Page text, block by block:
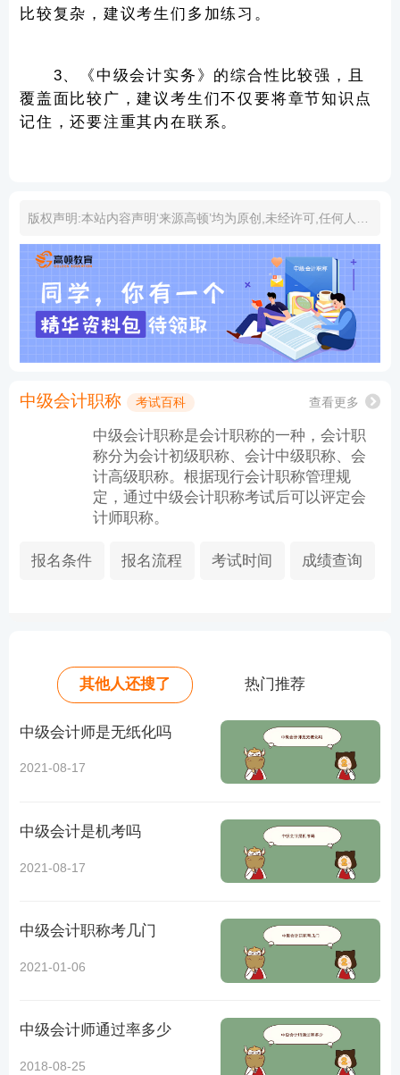
比较复杂，建议考生们多加练习。
3、《中级会计实务》的综合性比较强，且
覆盖面比较广，建议考生们不仅要将章节知识点
记住，还要注重其内在联系。
中级会计职称 考试百科 查看更多
中级会计职称是会计职称的一种，会计职
称分为会计初级职称、会计中级职称、会
计高级职称。根据现行会计职称管理规
定，通过中级会计职称考试后可以评定会
计师职称。
报名条件 报名流程 考试时间 成绩查询
其他人还搜了 热门推荐
中级会计师是无纸化吗
2021-08-17
中级会计是机考吗
2021-08-17
中级会计职称考几门
2021-01-06
中级会计师通过率多少
2018-08-25